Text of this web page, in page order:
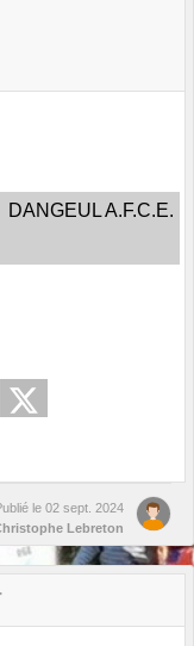
DANGEUL A.F.C.E.
le 02 sept. 2024
Lebreton